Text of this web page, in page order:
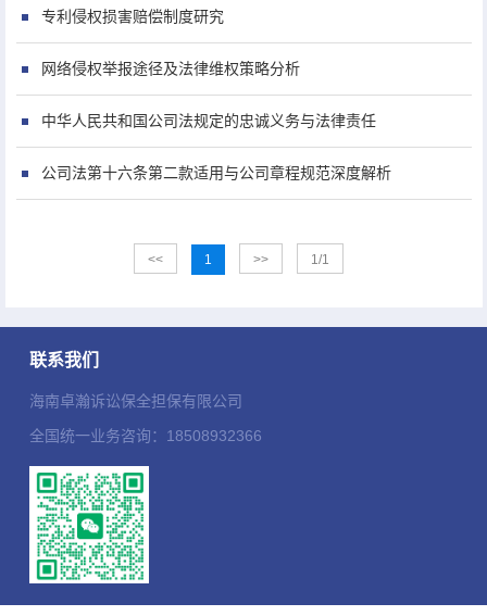
专利侵权损害赔偿制度研究
网络侵权举报途径及法律维权策略分析
中华人民共和国公司法规定的忠诚义务与法律责任
公司法第十六条第二款适用与公司章程规范深度解析
<< 1 >> 1/1
联系我们
海南卓瀚诉讼保全担保有限公司
全国统一业务咨询：18508932366